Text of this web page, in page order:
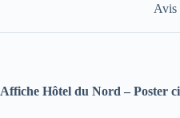
Avis
Affiche Hôtel du Nord – Poster